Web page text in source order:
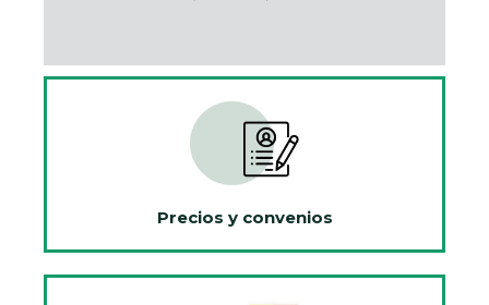
Precios y convenios